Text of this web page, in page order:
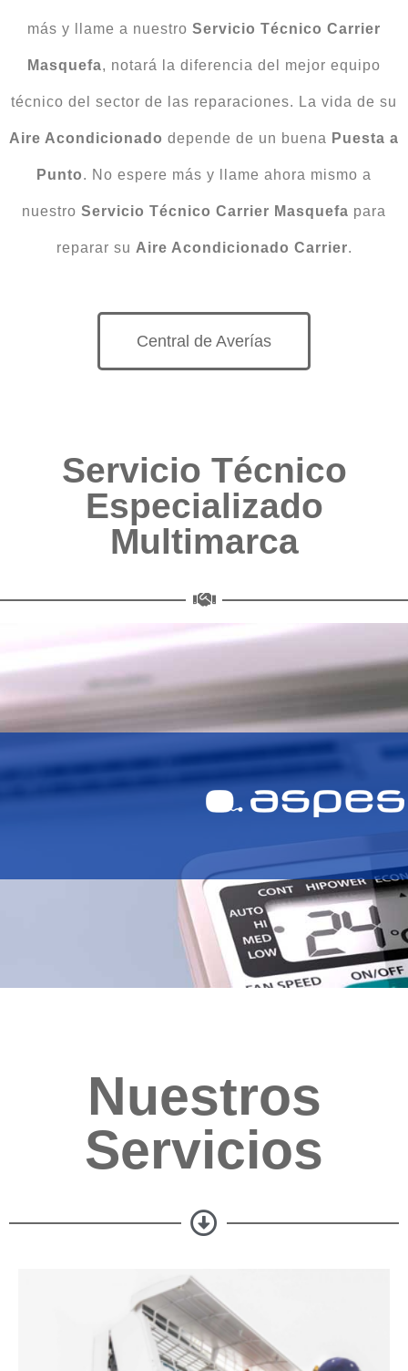
más y llame a nuestro Servicio Técnico Carrier
Masquefa, notará la diferencia del mejor equipo
técnico del sector de las reparaciones. La vida de su
Aire Acondicionado depende de un buena Puesta a
Punto. No espere más y llame ahora mismo a
nuestro Servicio Técnico Carrier Masquefa para
reparar su Aire Acondicionado Carrier.
Central de Averías
Servicio Técnico
Especializado
Multimarca
Nuestros
Servicios